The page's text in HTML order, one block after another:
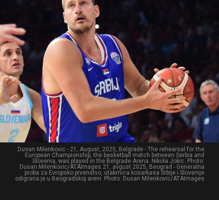
Dusan Milenkovic - 21, August, 2025, Belgrade - The rehearsal for the
European Championship, the basketball match between Serbia and
Slovenia, was played in the Belgrade Arena. Nikola Jokic. Photo:
Dusan Milenkovic/ATAImages 21, avgust 2025, Beograd - Generalna
proba za Evropsko prvenstvo, utakmica kosarkasa Srbije i Slovenije
odigrana je u Beogradskoj areni. Photo: Dusan Milenkovic/ATAImages